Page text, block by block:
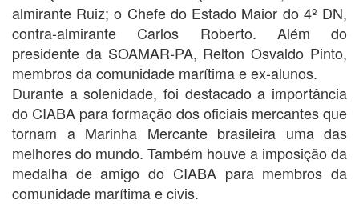
almirante Ruiz; o Chefe do Estado Maior do 4º DN,
contra-almirante Carlos Roberto. Além do
presidente da SOAMAR-PA, Relton Osvaldo Pinto,
membros da comunidade marítima e ex-alunos.
Durante a solenidade, foi destacado a importância
do CIABA para formação dos oficiais mercantes que
tornam a Marinha Mercante brasileira uma das
melhores do mundo. Também houve a imposição da
medalha de amigo do CIABA para membros da
comunidade marítima e civis.